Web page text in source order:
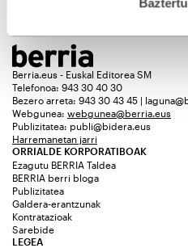
Berria.eus - Euskal Editorea SM
Telefonoa: 943 30 40 30
Bezero arreta: 943 30 43 45 |
Webgunea: webgunea@berria.eus
Publizitatea: publi@bidera.eus
Harremanetan jarri
ORRIALDE KORPORATIBOAK
Ezagutu BERRIA Taldea
BERRIA berri bloga
Publizitatea
Galdera-erantzunak
Kontratazioak
Sarebide
LEGEA